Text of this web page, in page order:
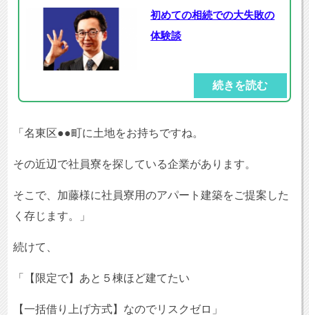
初めての相続での大失敗の
体験談
続きを読む
「名東区●●町に土地をお持ちですね。
その近辺で社員寮を探している企業があります。
そこで、加藤様に社員寮用のアパート建築をご提案した
く存じます。」
続けて、
「【限定で】あと５棟ほど建てたい
【一括借り上げ方式】なのでリスクゼロ」